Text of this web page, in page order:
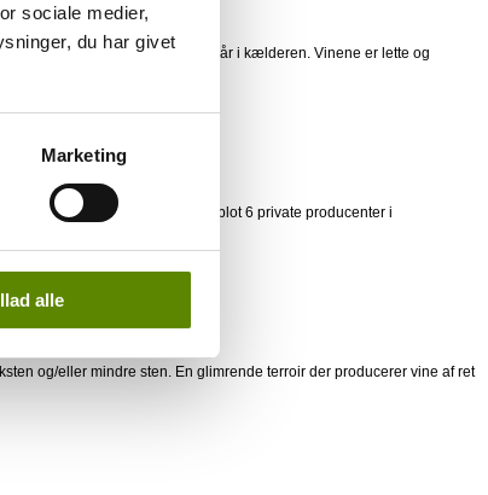
sociale medier,
du har givet
Marketing
alle
kan dog udvikle sig med et par år i kælderen. Vinene er lette og
ikke den store produktion, og blot 6 private producenter i
og/eller mindre sten. En glimrende terroir der producerer vine af ret